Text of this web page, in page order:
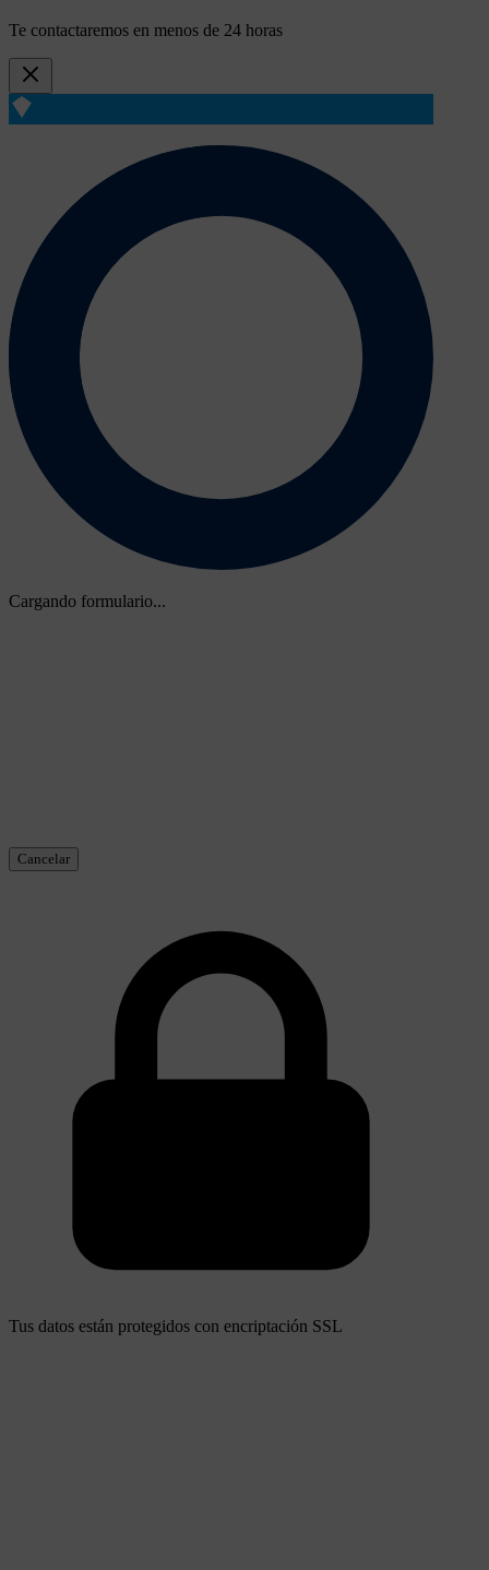
Te contactaremos en menos de 24 horas
Cargando formulario...
Cancelar
Tus datos están protegidos con encriptación SSL